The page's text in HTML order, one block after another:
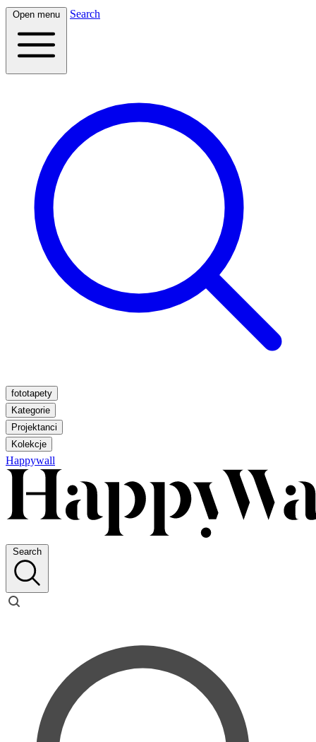
Open menu Search
fototapety
Kategorie
Projektanci
Kolekcje
Happywall
Search